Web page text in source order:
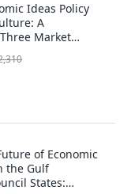
Ideas Policy
A
Market
, Routledge, 英文
of Economic
the Gulf
States: